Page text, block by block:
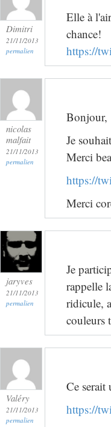
Dimitri
21/11/2013
permalien
Elle à
chance!
https://
nicolas
malfait
21/11/2013
permalien
Bonjour,
Je
Merci
https://
Merci
jaryves
21/11/2013
permalien
Je
rappelle
ridicule,
couleurs
Valéry
21/11/2013
permalien
Ce serait
https://